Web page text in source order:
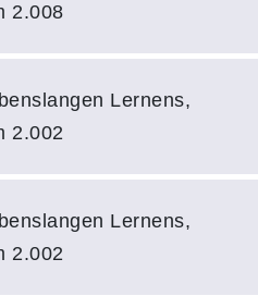
2.008
Lernens,
2.002
Lernens,
2.002